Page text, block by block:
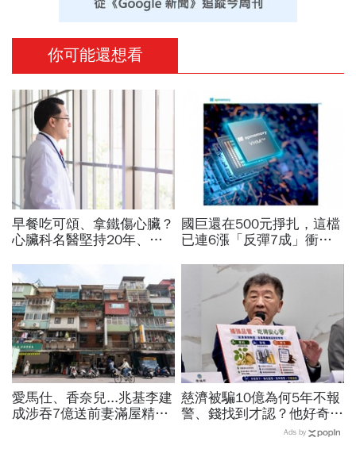
你可能還想看
早餐吃可頌、拿鐵傷心臟？
心臟科名醫堅持20年、早
喝咖啡前先喝「這1杯」更
護心
國巨還在500元掙扎，這檔
已連6漲「反彈7成」衝千
還有5成空間
愛馬仕、香奈兒...兆基李建
成涉吞7億送前妻滿屋精
慈濟被騙10億為何5年不報
警、錢找到才認？他好奇：
當年財報怎麼編…陳時中背
Ads by